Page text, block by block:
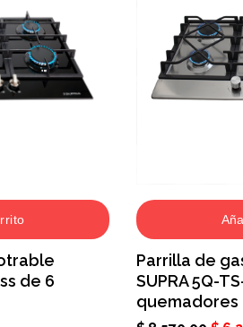
de 6
Parrilla de
SUPRA 5Q-
quemadores